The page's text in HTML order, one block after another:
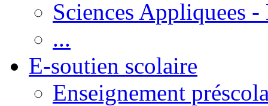
Sciences Appliquees
...
E-soutien scolaire